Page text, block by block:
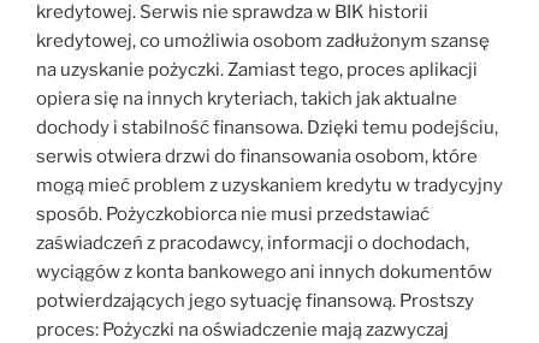
kredytowej. Serwis nie sprawdza w BIK historii
kredytowej, co umożliwia osobom zadłużonym szansę
na uzyskanie pożyczki. Zamiast tego, proces aplikacji
opiera się na innych kryteriach, takich jak aktualne
dochody i stabilność finansowa. Dzięki temu podejściu,
serwis otwiera drzwi do finansowania osobom, które
mogą mieć problem z uzyskaniem kredytu w tradycyjny
sposób. Pożyczkobiorca nie musi przedstawiać
zaświadczeń z pracodawcy, informacji o dochodach,
wyciągów z konta bankowego ani innych dokumentów
potwierdzających jego sytuację finansową. Prostszy
proces: Pożyczki na oświadczenie mają zazwyczaj